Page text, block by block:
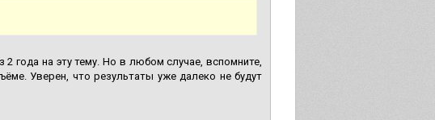
года на эту тему. Но в любом случае, вспомните,
Уверен, что результаты уже далеко не будут